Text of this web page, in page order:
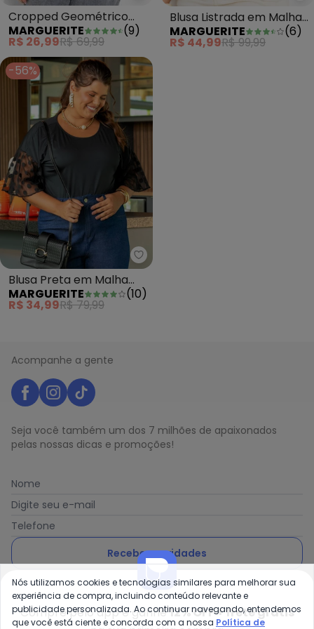
Cropped Geométrico
Azul com Elástico Plus
Size
MARGUERITE (9)
R$ 26,99R$ 69,99
Blusa Listrada em Malha
de Viscose
MARGUERITE (6)
R$ 44,99R$ 99,99
-56%
Marguerite - Blusa Preta em
Blusa Preta em Malha
Fria
MARGUERITE (10)
R$ 34,99R$ 79,99
Acompanhe a gente
Seja você também um dos 7 milhões de apaixonados
pelas nossas dicas e promoções!
Nome
Digite seu e-mail
Telefone
Receber novidades
Ao enviar o cadastro, você concorda com a nossa Política
de Privacidade
Compre pelo app e ganhe12% OFF + frete grátis
Nós utilizamos cookies e tecnologias similares para melhorar sua
experiência de compra, incluindo conteúdo relevante e
publicidade personalizada. Ao continuar navegando, entendemos
que você está ciente e concorda com a nossa Política de